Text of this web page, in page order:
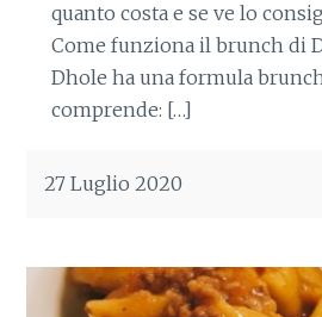
quanto costa e se ve lo
Come funziona il brunch di
Dhole ha una formula
comprende: […]
27 Luglio 2020